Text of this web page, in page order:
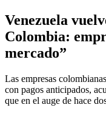
Venezuela
Colombia:
mercado”
Las empresas
con pagos anticipados,
que en el auge de hace